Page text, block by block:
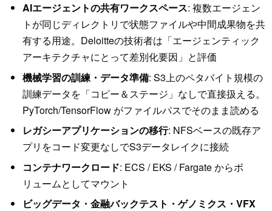
AIエージェントの共有ワークスペース: 複数エージェン
トが同じディレクトリで状態ファイルや中間成果物を共
有する用途。Deloitteの技術者は「エージェンティック
アーキテクチャにとって差別化要因」と評価
機械学習の訓練・データ準備: S3上のペタバイト規模の
訓練データを「コピー＆ステージ」なしで直接扱える。
PyTorch/TensorFlow がファイルパスでそのまま読める
レガシーアプリケーションの移行: NFSベースの既存ア
プリをコード変更なしでS3データレイクに接続
コンテナワークロード: ECS / EKS / Fargate からボ
リュームとしてマウント
ビッグデータ・金融バックテスト・ゲノミクス・VFX